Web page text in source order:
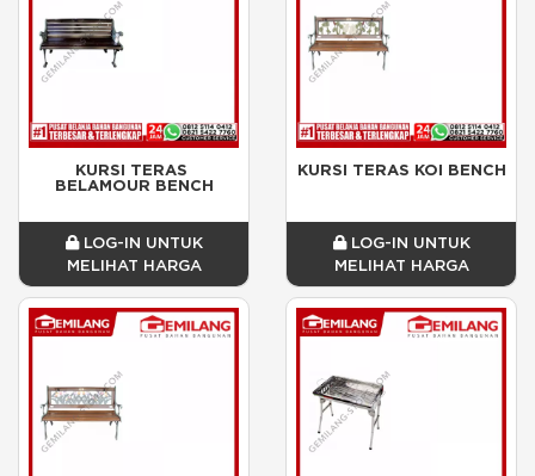
KURSI TERAS
BELAMOUR BENCH
LOG-IN UNTUK
MELIHAT HARGA
KURSI TERAS KOI BENCH
LOG-IN UNTUK
MELIHAT HARGA